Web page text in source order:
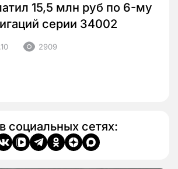
15,5 млн руб по 6-му
серии 34002
2909
социальных сетях: